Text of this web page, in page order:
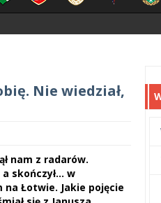
Nie wiedział,
nam z radarów.
skończył... w
Łotwie. Jakie pojęcie